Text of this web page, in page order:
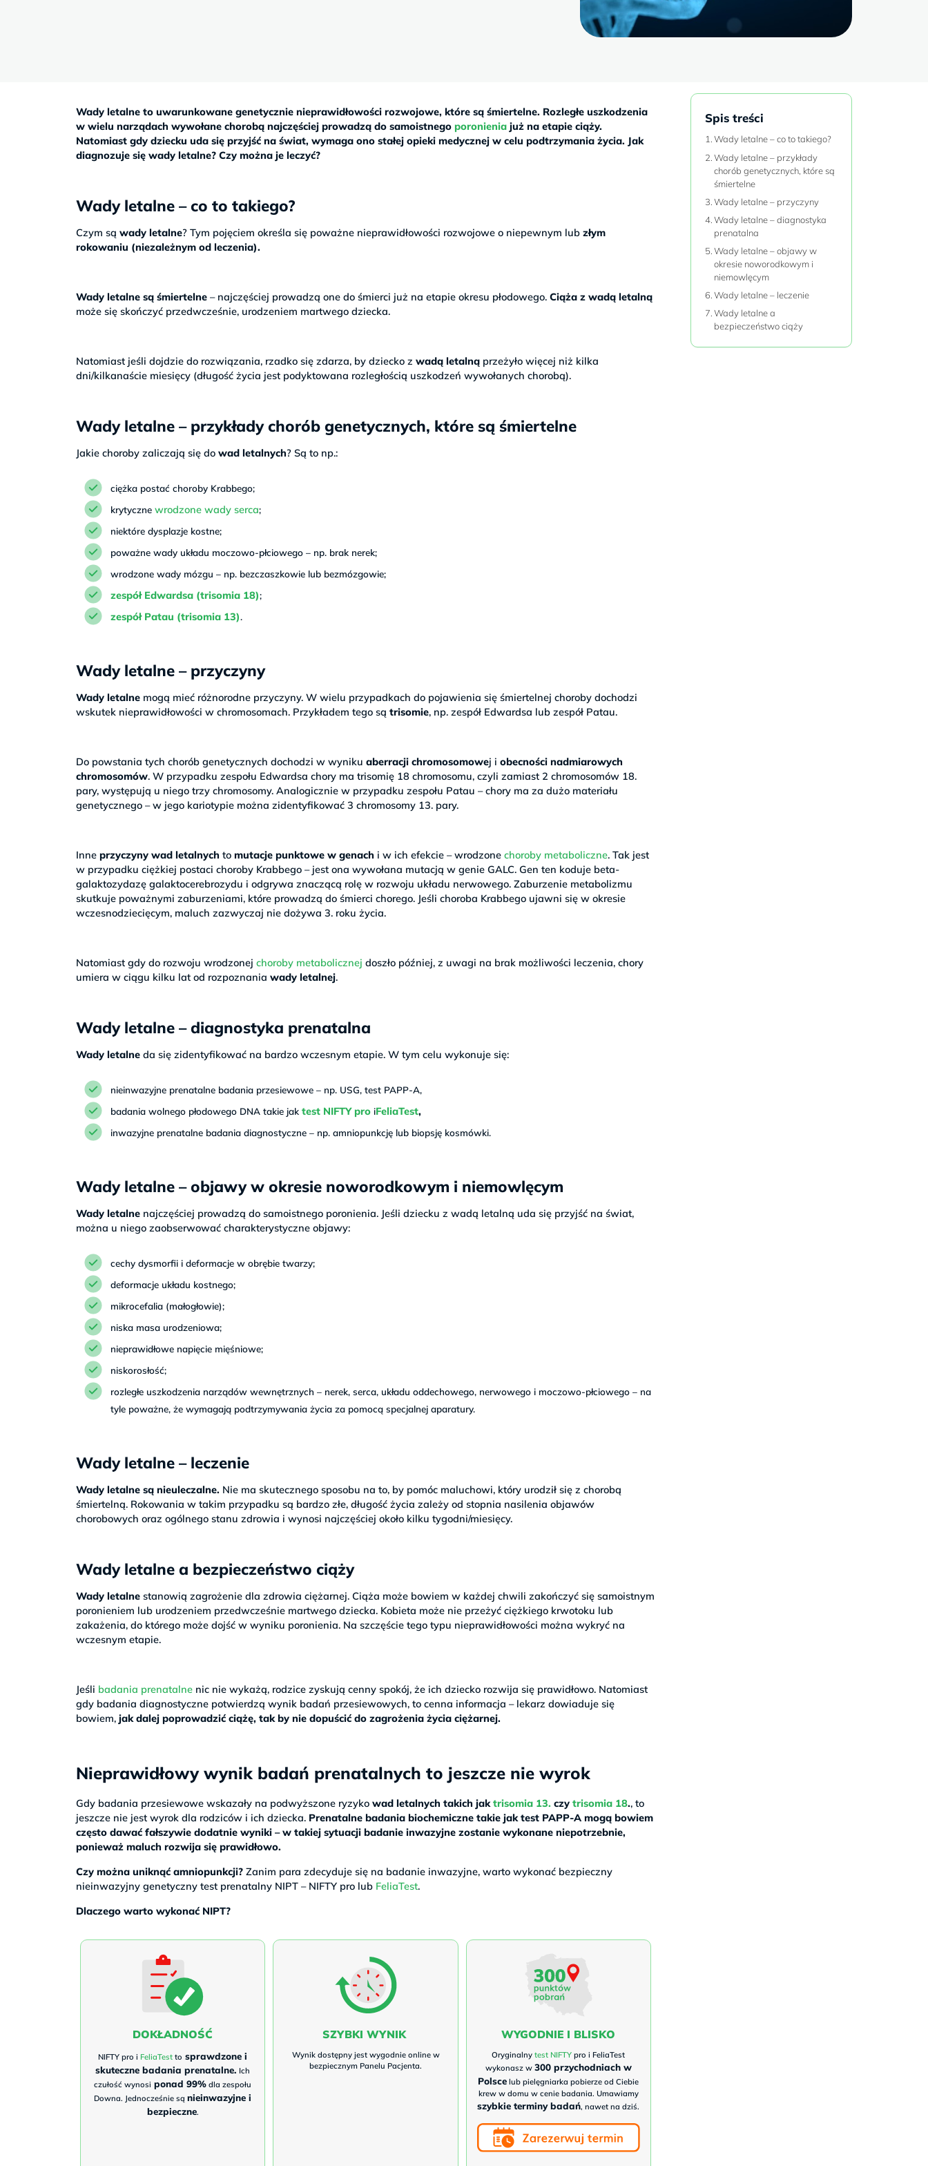
Wady letalne to uwarunkowane genetycznie nieprawidłowości rozwojowe, które są śmiertelne. Rozległe uszkodzenia
w wielu narządach wywołane chorobą najczęściej prowadzą do samoistnegoporonienia już na etapie ciąży.
Natomiast gdy dziecku uda się przyjść na świat, wymaga ono stałej opieki medycznej w celu podtrzymania życia. Jak
diagnozuje się wady letalne? Czy można je leczyć?
Wady letalne – co to takiego?
Czym są wady letalne? Tym pojęciem określa się poważne nieprawidłowości rozwojowe o niepewnym lub złym
rokowaniu (niezależnym od leczenia).
Wady letalne są śmiertelne – najczęściej prowadzą one do śmierci już na etapie okresu płodowego.Ciąża z wadą letalną
może się skończyć przedwcześnie, urodzeniem martwego dziecka.
Natomiast jeśli dojdzie do rozwiązania, rzadko się zdarza, by dziecko zwadą letalną przeżyło więcej niż kilka
dni/kilkanaście miesięcy (długość życia jest podyktowana rozległością uszkodzeń wywołanych chorobą).
Wady letalne – przykłady chorób genetycznych, które są śmiertelne
Jakie choroby zaliczają się dowad letalnych? Są to np.:
ciężka postać choroby Krabbego;
krytycznewrodzone wady serca;
niektóre dysplazje kostne;
poważne wady układu moczowo-płciowego – np. brak nerek;
wrodzone wady mózgu – np. bezczaszkowie lub bezmózgowie;
zespół Edwardsa (trisomia 18);
zespół Patau (trisomia 13).
Wady letalne – przyczyny
Wady letalne mogą mieć różnorodne przyczyny. W wielu przypadkach do pojawienia się śmiertelnej choroby dochodzi
wskutek nieprawidłowości w chromosomach. Przykładem tego sątrisomie, np. zespół Edwardsa lub zespół Patau.
Do powstania tych chorób genetycznych dochodzi w wynikuaberracji chromosomowej iobecności nadmiarowych
chromosomów. W przypadku zespołu Edwardsa chory ma trisomię 18 chromosomu, czyli zamiast 2 chromosomów 18.
pary, występują u niego trzy chromosomy. Analogicznie w przypadku zespołu Patau – chory ma za dużo materiału
genetycznego – w jego kariotypie można zidentyfikować 3 chromosomy 13. pary.
Inne przyczyny wad letalnych tomutacje punktowe w genach i w ich efekcie – wrodzonechoroby metaboliczne. Tak jest
w przypadku ciężkiej postaci choroby Krabbego – jest ona wywołana mutacją w genie GALC. Gen ten koduje beta-
galaktozydazę galaktocerebrozydu i odgrywa znaczącą rolę w rozwoju układu nerwowego. Zaburzenie metabolizmu
skutkuje poważnymi zaburzeniami, które prowadzą do śmierci chorego. Jeśli choroba Krabbego ujawni się w okresie
wczesnodziecięcym, maluch zazwyczaj nie dożywa 3. roku życia.
Natomiast gdy do rozwoju wrodzonejchoroby metabolicznej doszło później, z uwagi na brak możliwości leczenia, chory
umiera w ciągu kilku lat od rozpoznaniawady letalnej.
Wady letalne – diagnostyka prenatalna
Wady letalne da się zidentyfikować na bardzo wczesnym etapie. W tym celu wykonuje się:
nieinwazyjne prenatalne badania przesiewowe – np. USG, test PAPP-A,
badania wolnego płodowego DNA takie jaktest NIFTY pro iFeliaTest,
inwazyjne prenatalne badania diagnostyczne – np. amniopunkcję lub biopsję kosmówki.
Wady letalne – objawy w okresie noworodkowym i niemowlęcym
Wady letalne najczęściej prowadzą do samoistnego poronienia. Jeśli dziecku z wadą letalną uda się przyjść na świat,
można u niego zaobserwować charakterystyczne objawy:
cechy dysmorfii i deformacje w obrębie twarzy;
deformacje układu kostnego;
mikrocefalia (małogłowie);
niska masa urodzeniowa;
nieprawidłowe napięcie mięśniowe;
niskorosłość;
rozległe uszkodzenia narządów wewnętrznych – nerek, serca, układu oddechowego, nerwowego i moczowo-płciowego – na
tyle poważne, że wymagają podtrzymywania życia za pomocą specjalnej aparatury.
Wady letalne – leczenie
Wady letalne są nieuleczalne. Nie ma skutecznego sposobu na to, by pomóc maluchowi, który urodził się z chorobą
śmiertelną. Rokowania w takim przypadku są bardzo złe, długość życia zależy od stopnia nasilenia objawów
chorobowych oraz ogólnego stanu zdrowia i wynosi najczęściej około kilku tygodni/miesięcy.
Wady letalne a bezpieczeństwo ciąży
Wady letalne stanowią zagrożenie dla zdrowia ciężarnej. Ciąża może bowiem w każdej chwili zakończyć się samoistnym
poronieniem lub urodzeniem przedwcześnie martwego dziecka. Kobieta może nie przeżyć ciężkiego krwotoku lub
zakażenia, do którego może dojść w wyniku poronienia. Na szczęście tego typu nieprawidłowości można wykryć na
wczesnym etapie.
Jeśli badania prenatalne nic nie wykażą, rodzice zyskują cenny spokój, że ich dziecko rozwija się prawidłowo. Natomiast
gdy badania diagnostyczne potwierdzą wynik badań przesiewowych, to cenna informacja – lekarz dowiaduje się
bowiem,jak dalej poprowadzić ciążę, tak by nie dopuścić do zagrożenia życia ciężarnej.
Nieprawidłowy wynik badań prenatalnych to jeszcze nie wyrok
Gdy badania przesiewowe wskazały na podwyższone ryzykowad letalnych takich jaktrisomia 13. czy trisomia 18., to
jeszcze nie jest wyrok dla rodziców i ich dziecka. Prenatalne badania biochemiczne takie jak test PAPP-A mogą bowiem
często dawać fałszywie dodatnie wyniki – w takiej sytuacji badanie inwazyjne zostanie wykonane niepotrzebnie,
ponieważ maluch rozwija się prawidłowo.
Czy można uniknąć amniopunkcji? Zanim para zdecyduje się na badanie inwazyjne, warto wykonać bezpieczny
nieinwazyjny genetyczny test prenatalny NIPT – NIFTY pro lub FeliaTest.
Dlaczego warto wykonać NIPT?
DOKŁADNOŚĆ
NIFTY pro i FeliaTest to sprawdzone i
skuteczne badania prenatalne. Ich
czułość wynosi ponad 99% dla zespołu
Downa. Jednocześnie sąnieinwazyjne i
bezpieczne.
SZYBKI WYNIK
Wynik dostępny jest wygodnie online w
bezpiecznym Panelu Pacjenta.
WYGODNIE I BLISKO
Oryginalnytest NIFTY pro i FeliaTest
wykonasz w 300 przychodniach w
Polsce lub pielęgniarka pobierze od Ciebie
krew w domu w cenie badania. Umawiamy
szybkie terminy badań, nawet na dziś.
Spis treści
Wady letalne – co to takiego?
Wady letalne – przykłady
chorób genetycznych, które są
śmiertelne
Wady letalne – przyczyny
Wady letalne – diagnostyka
prenatalna
Wady letalne – objawy w
okresie noworodkowym i
niemowlęcym
Wady letalne – leczenie
Wady letalne a
bezpieczeństwo ciąży